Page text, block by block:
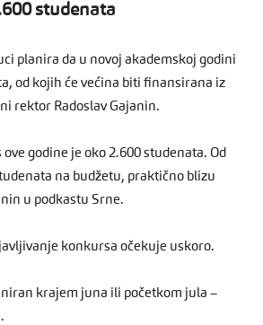
studenata
planira da u novoj akademskoj godini
od kojih će većina biti finansirana iz
rektor Radoslav Gajanin.
godine je oko 2.600 studenata. Od
na budžetu, praktično blizu
u podkastu Srne.
konkursa očekuje uskoro.
krajem juna ili početkom jula –